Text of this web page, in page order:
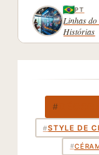
PT
Linhas
Histórias
#
#STYLE DE
#